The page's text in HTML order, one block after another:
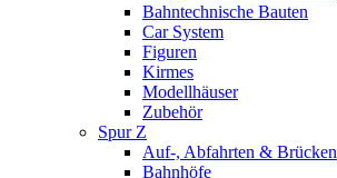
Bahntechnische Bauten
Car System
Figuren
Kirmes
Modellhäuser
Zubehör
Spur Z
Auf-, Abfahrten & Brücken
Bahnhöfe